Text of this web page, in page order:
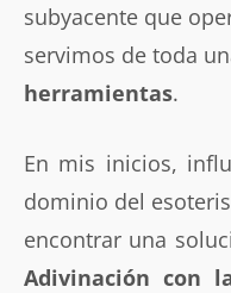
subyacente que
servimos de toda
herramientas.
En mis inicios,
dominio del
encontrar una
Adivinación con